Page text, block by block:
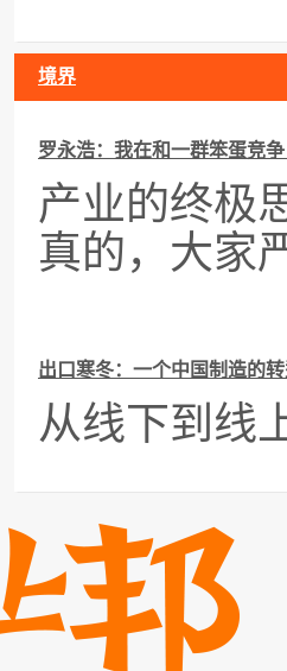
境界
罗永浩：我在和一群笨蛋竞
产业的终极
真的，大家
出口寒冬：一个中国制造的
从线下到线